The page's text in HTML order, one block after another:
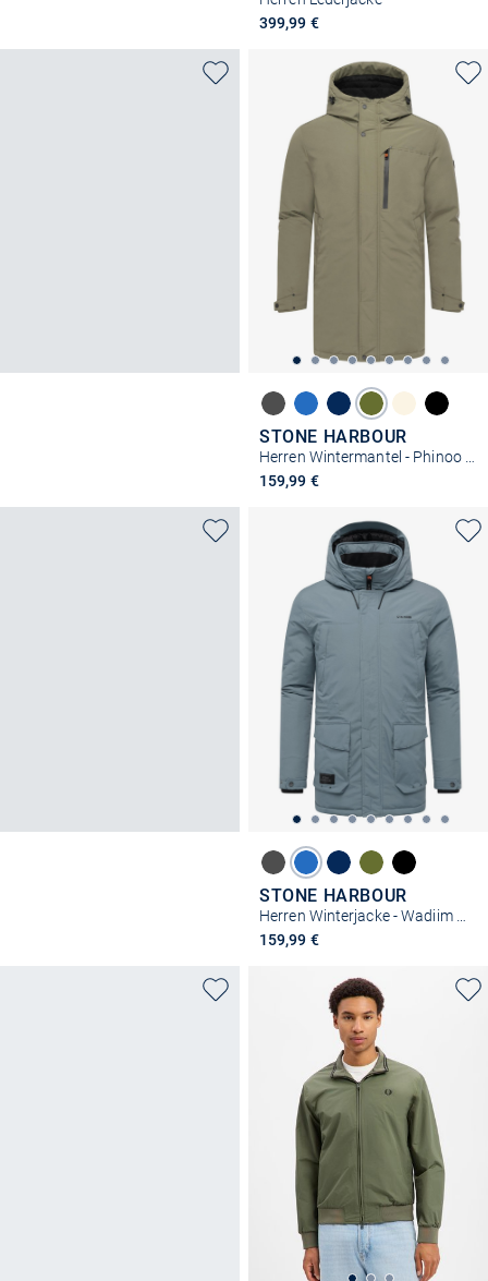
399,99 €
STONE HARBOUR
Herren Wintermantel - Phinoo XX
159,99 €
STONE HARBOUR
Herren Winterjacke - Wadiim XX
159,99 €